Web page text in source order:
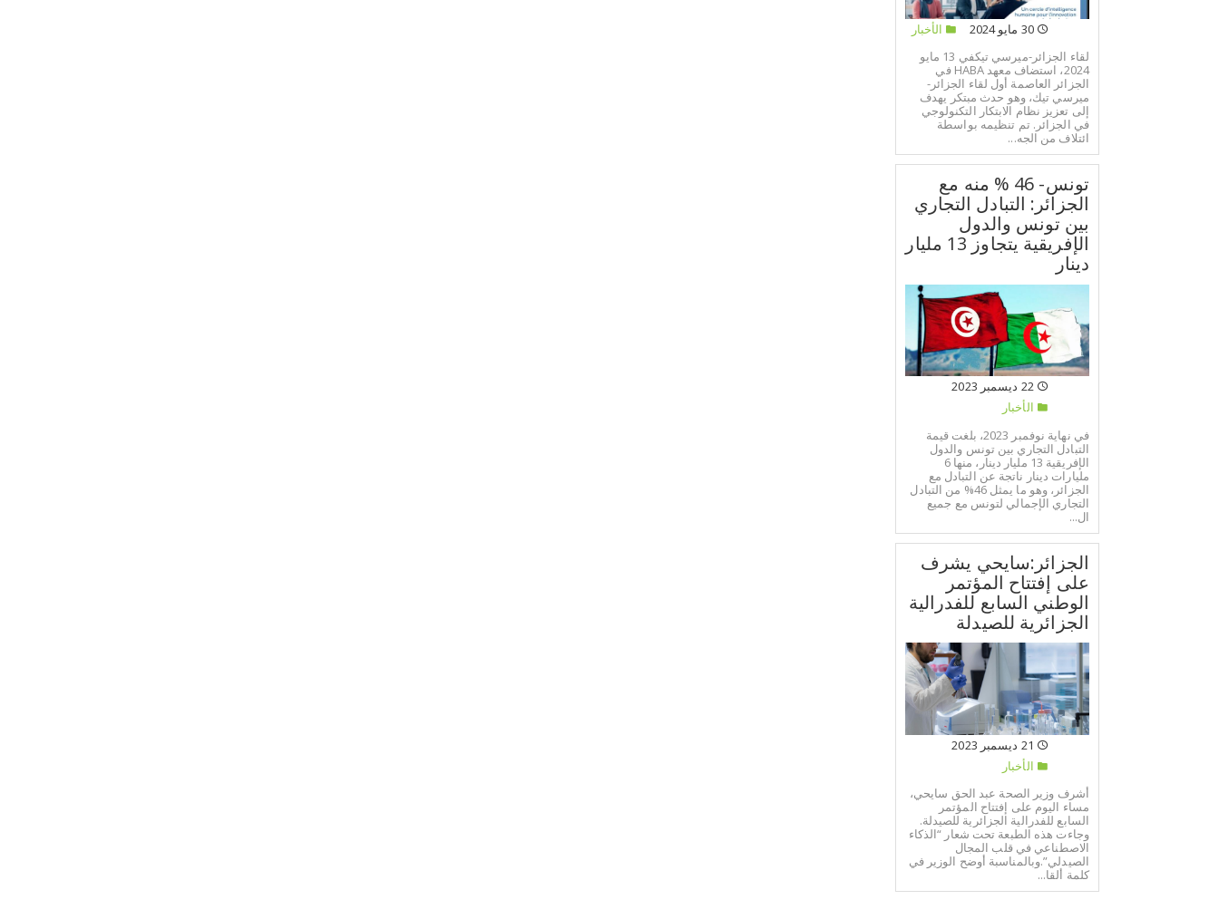
30 مايو 2024
الأخبار
لقاء الجزائر-ميرسي تيكفي 13 مايو
2024، استضاف معهد HABA في
الجزائر العاصمة أول لقاء الجزائر-
ميرسي تيك، وهو حدث مبتكر يهدف
إلى تعزيز نظام الابتكار التكنولوجي
في الجزائر. تم تنظيمه بواسطة
ائتلاف من الجه...
تونس- 46 % منه مع
الجزائر: التبادل التجاري
بين تونس والدول
الإفريقية يتجاوز 13 مليار
دينار
22 ديسمبر 2023
الأخبار
في نهاية نوفمبر 2023، بلغت قيمة
التبادل التجاري بين تونس والدول
الإفريقية 13 مليار دينار، منها 6
مليارات دينار ناتجة عن التبادل مع
الجزائر، وهو ما يمثل 46% من التبادل
التجاري الإجمالي لتونس مع جميع
ال...
الجزائر:سايحي يشرف
على إفتتاح المؤتمر
الوطني السابع للفدرالية
الجزائرية للصيدلة
الأخبار
أشرف وزير الصحة عبد الحق سايحي،
مساء اليوم على إفتتاح المؤتمر
السابع للفدرالية الجزائرية للصيدلة.
وجاءت هذه الطبعة تحت شعار “الذكاء
الاصطناعي في قلب المجال
الصيدلي”.وبالمناسبة أوضح الوزير في
كلمة ألقا...